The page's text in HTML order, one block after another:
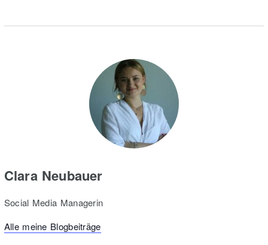
Clara Neubauer
Social Media Managerin
Alle meine Blogbeiträge